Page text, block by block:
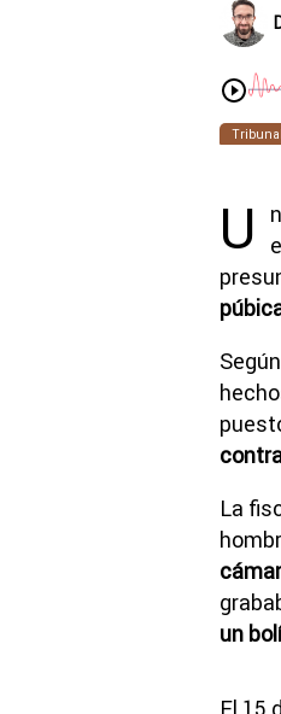
U
La
un